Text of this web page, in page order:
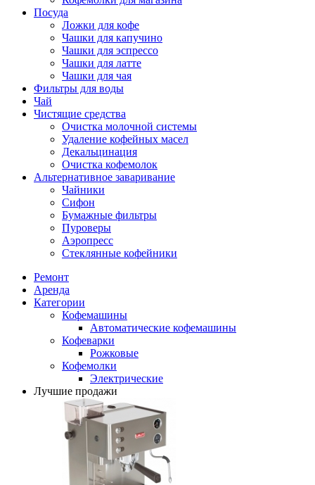
Посуда
Ложки для кофе
Чашки для капучино
Чашки для эспрессо
Чашки для латте
Чашки для чая
Фильтры для воды
Чай
Чистящие средства
Очистка молочной системы
Удаление кофейных масел
Декальцинация
Очистка кофемолок
Альтернативное заваривание
Чайники
Сифон
Бумажные фильтры
Пуроверы
Аэропресс
Стеклянные кофейники
Ремонт
Аренда
Категории
Кофемашины
Автоматические кофемашины
Кофеварки
Рожковые
Кофемолки
Электрические
Лучшие продажи